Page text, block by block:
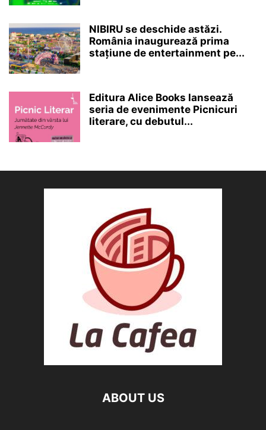
NIBIRU se deschide astăzi.
România inaugurează prima
stațiune de entertainment pe...
Editura Alice Books lansează
seria de evenimente Picnicuri
literare, cu debutul...
ABOUT US